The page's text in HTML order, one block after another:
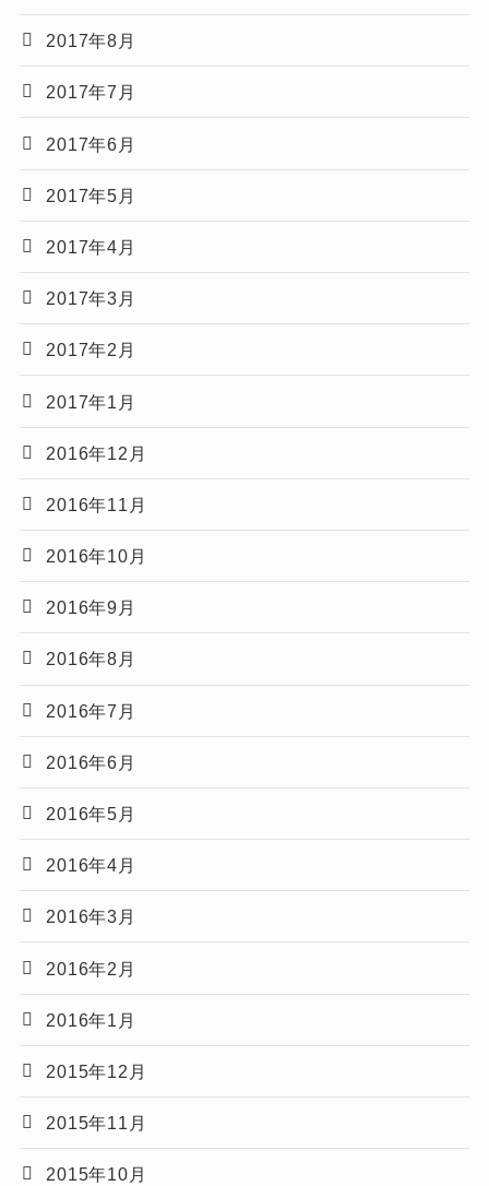
2017年8月
2017年7月
2017年6月
2017年5月
2017年4月
2017年3月
2017年2月
2017年1月
2016年12月
2016年11月
2016年10月
2016年9月
2016年8月
2016年7月
2016年6月
2016年5月
2016年4月
2016年3月
2016年2月
2016年1月
2015年12月
2015年11月
2015年10月